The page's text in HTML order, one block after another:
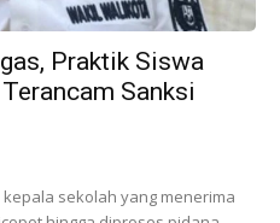
Praktik Siswa
Sanksi
sekolah yang menerima